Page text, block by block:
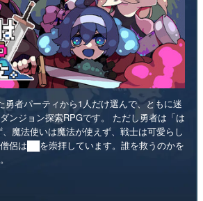
勇者パーティから1人だけ選んで、ともに迷
ンジョン探索RPGです。 ただし勇者は「は
魔法使いは魔法が使えず、戦士は可愛らし
侶は██を崇拝しています。誰を救うのかを